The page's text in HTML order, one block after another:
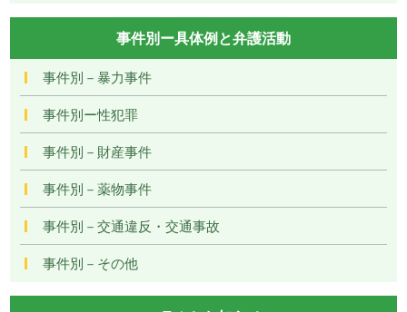
事件別ー具体例と弁護活動
事件別－暴力事件
事件別ー性犯罪
事件別－財産事件
事件別－薬物事件
事件別－交通違反・交通事故
事件別－その他